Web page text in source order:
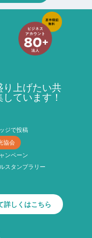
り上げたい共
ています！
ジで投稿
協会
ンペーン
スタンプラリー
詳しくはこちら